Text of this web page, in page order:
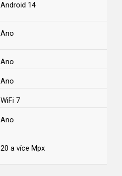
Android 14
Ano
Ano
Ano
WiFi 7
Ano
20 a více Mpx